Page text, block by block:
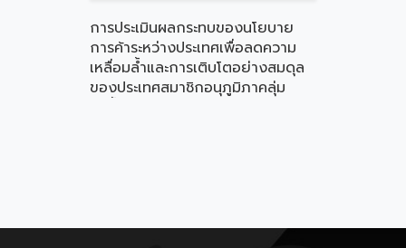
การประเมินผลกระทบของนโยบาย
การค้าระหว่างประเทศเพื่อลดความ
เหลื่อมล้ำและการเติบโตอย่างสมดุล
ของประเทศสมาชิกอนุภูมิภาคลุ่ม